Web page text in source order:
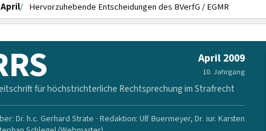
April Hervorzuhebende Entscheidungen des BVerfG / EGMR
April 2009
10. Jahrgang
für höchstrichterliche Rechtsprechung im Strafrecht
Dr. h.c. Gerhard Strate · Redaktion: Ulf Buermeyer, Dr. iur. Karsten